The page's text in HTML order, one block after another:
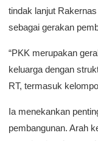
tindak lanjut
sebagai gerakan
“PKK merupakan
keluarga dengan
RT, termasuk
Ia menekankan
pembangunan. Arah